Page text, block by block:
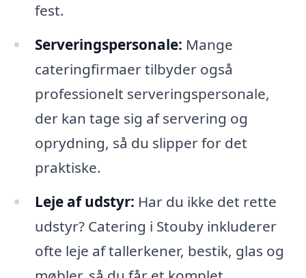
fest.
Serveringspersonale: Mange
cateringfirmaer tilbyder også
professionelt serveringspersonale,
der kan tage sig af servering og
oprydning, så du slipper for det
praktiske.
Leje af udstyr: Har du ikke det rette
udstyr? Catering i Stouby inkluderer
ofte leje af tallerkener, bestik, glas og